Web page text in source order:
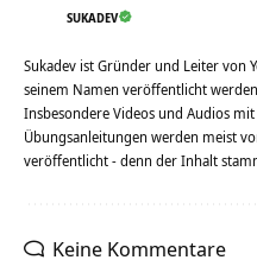
SUKADEV
Sukadev ist Gründer und Leiter von
seinem Namen veröffentlicht
Insbesondere Videos und Audios
Übungsanleitungen werden meist
veröffentlicht - denn der Inhalt
Keine Kommentare